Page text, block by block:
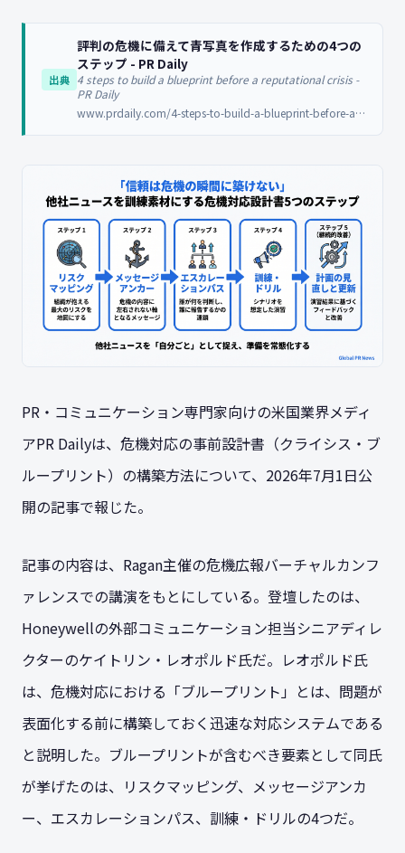
出典
評判の危機に備えて青写真を作成するための4つの
ステップ - PR Daily
4 steps to build a blueprint before a reputational crisis -
PR Daily
www.prdaily.com/4-steps-to-build-a-blueprint-before-a-reputational-crisis/
PR・コミュニケーション専門家向けの米国業界メディ
アPR Dailyは、危機対応の事前設計書（クライシス・ブ
ループリント）の構築方法について、2026年7月1日公
開の記事で報じた。
記事の内容は、Ragan主催の危機広報バーチャルカンフ
ァレンスでの講演をもとにしている。登壇したのは、
Honeywellの外部コミュニケーション担当シニアディレ
クターのケイトリン・レオポルド氏だ。レオポルド氏
は、危機対応における「ブループリント」とは、問題が
表面化する前に構築しておく迅速な対応システムである
と説明した。ブループリントが含むべき要素として同氏
が挙げたのは、リスクマッピング、メッセージアンカ
ー、エスカレーションパス、訓練・ドリルの4つだ。